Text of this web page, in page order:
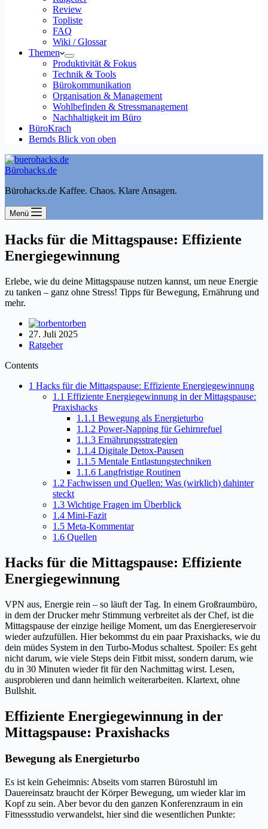
Review
Topliste
FAQ
Wiki / Glossar
Themen
Produktivität & Fokus
Technik & Tools
Bürokommunikation
Organisation & Management
Wohlbefinden & Stressmanagement
Nachhaltigkeit im Büro
BüroKrach
Bernds Blick von oben
Bürohacks.de
Bürohacks.de Kaffee. Chaos. Klare Ansagen.
Menü
Hacks für die Mittagspause: Effiziente
Energiegewinnung
Erlebe, wie du deine Mittagspause nutzen kannst, um neue Energie
zu tanken – ganz ohne Stress! Tipps für Bewegung, Ernährung und
mehr.
torben
27. Juli 2025
Ratgeber
Contents
1 Hacks für die Mittagspause: Effiziente Energiegewinnung
1.1 Effiziente Energiegewinnung in der Mittagspause:
Praxishacks
1.1.1 Bewegung als Energieturbo
1.1.2 Power-Napping für Gehirnrefuel
1.1.3 Ernährungsstrategien
1.1.4 Digitale Detox-Pausen
1.1.5 Mentale Entlastungstechniken
1.1.6 Langfristige Routinen
1.2 Fachwissen und Quellen: Was (wirklich) dahinter
steckt
1.3 Wichtige Fragen im Überblick
1.4 Mini-Fazit
1.5 Meta-Kommentar
1.6 Quellen
Hacks für die Mittagspause: Effiziente
Energiegewinnung
VPN aus, Energie rein – so läuft der Tag. In einem Großraumbüro,
in dem der Drucker mehr Stimmung verbreitet als der Chef, ist die
Mittagspause der einzige heilige Moment, um das Energiereservoir
wieder aufzufüllen. Hier bekommst du ein paar Praxishacks, wie du
dein müdes System in den Turbo-Modus schaltest. Spoiler: Es geht
nicht darum, wie viele Steps dein Fitbit misst, sondern darum, wie
du in 30 Minuten wieder fit für den Nachmittag wirst. Lesen,
ausprobieren und dann heimlich weiterarbeiten. Klartext, ohne
Bullshit.
Effiziente Energiegewinnung in der
Mittagspause: Praxishacks
Bewegung als Energieturbo
Es ist kein Geheimnis: Abseits vom starren Bürostuhl im
Dauereinsatz braucht der Körper Bewegung, um wieder klar im
Kopf zu sein. Aber bevor du den ganzen Konferenzraum in ein
Fitnessstudio verwandelst, hier sind die wesentlichen Punkte: